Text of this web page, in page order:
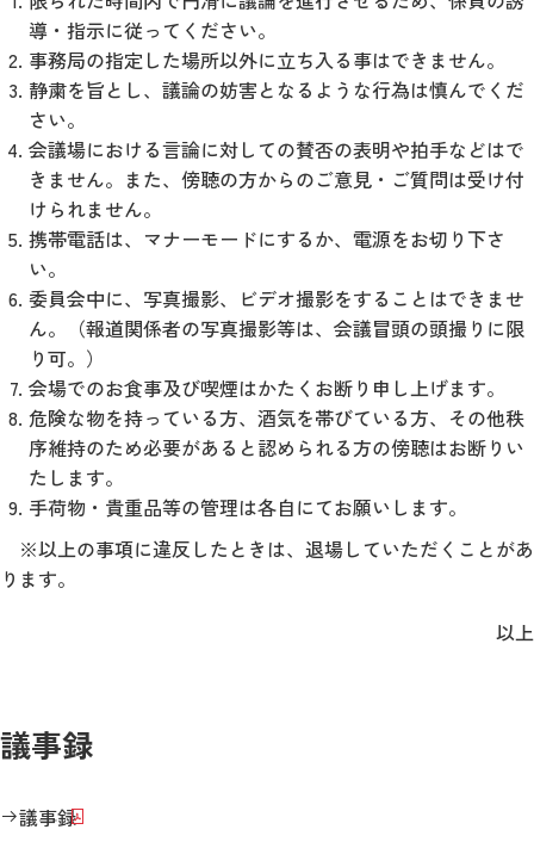
導・指示に従ってください。
事務局の指定した場所以外に立ち入る事はできません。
静粛を旨とし、議論の妨害となるような行為は慎んでくだ
さい。
会議場における言論に対しての賛否の表明や拍手などはで
きません。また、傍聴の方からのご意見・ご質問は受け付
けられません。
携帯電話は、マナーモードにするか、電源をお切り下さ
い。
委員会中に、写真撮影、ビデオ撮影をすることはできませ
ん。（報道関係者の写真撮影等は、会議冒頭の頭撮りに限
り可。）
会場でのお食事及び喫煙はかたくお断り申し上げます。
危険な物を持っている方、酒気を帯びている方、その他秩
序維持のため必要があると認められる方の傍聴はお断りい
たします。
手荷物・貴重品等の管理は各自にてお願いします。
※以上の事項に違反したときは、退場していただくことがあ
ります。
以上
議事録
議事録